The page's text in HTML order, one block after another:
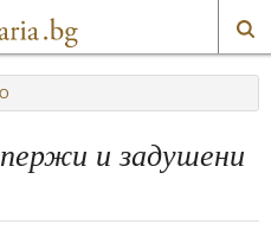
и задушени